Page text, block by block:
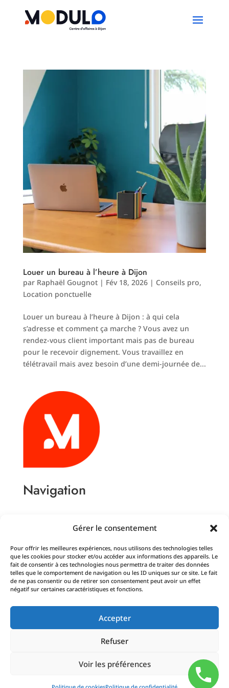
Gérer le consentement
Pour offrir les meilleures expériences, nous utilisons des technologies telles
que les cookies pour stocker et/ou accéder aux informations des appareils. Le
fait de consentir à ces technologies nous permettra de traiter des données
telles que le comportement de navigation ou les ID uniques sur ce site. Le fait
de ne pas consentir ou de retirer son consentement peut avoir un effet
négatif sur certaines caractéristiques et fonctions.
Accepter
Refuser
Voir les préférences
Louer un bureau à l’heure à Dijon
par Raphaël Gougnot| Fév 18, 2026| Conseils pro,
Location ponctuelle
Louer un bureau à l’heure à Dijon : à qui cela
s’adresse et comment ça marche ? Vous avez un
rendez-vous client important mais pas de bureau
pour le recevoir dignement. Vous travaillez en
télétravail mais avez besoin d’une demi-journée de...
Navigation
Accueil Actualités
Le Coworking à Dijon
Louer un bureau à l’heure à Dijon
Domiciliation d’entreprise à Dijon
Conseils pro